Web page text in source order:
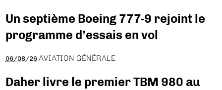
Un septième Boeing 777-9 rejoint le
programme d’essais en vol
06/08/26 AVIATION GÉNÉRALE
Daher livre le premier TBM 980 au